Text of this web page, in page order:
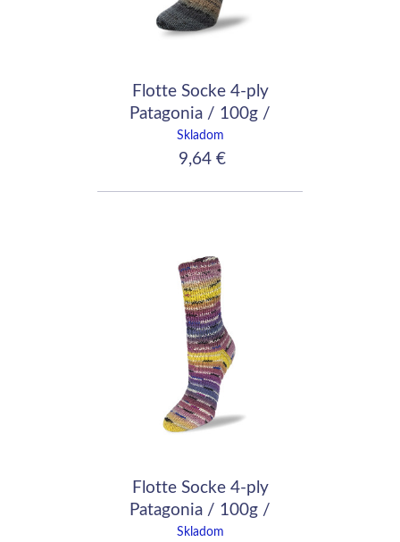
Flotte Socke 4-ply
Patagonia / 100g /
1735
Skladom
9,64 €
Flotte Socke 4-ply
Patagonia / 100g /
1652
Skladom